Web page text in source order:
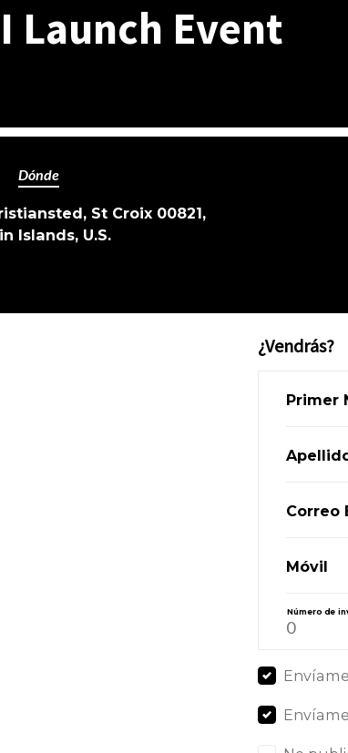
Launch Event
Dónde
St Croix 00821,
Islands, U.S.
¿Vendrás?
Primer
Correo
Móvil
Número de